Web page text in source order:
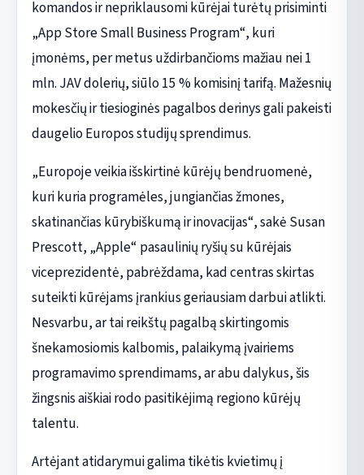
komandos ir nepriklausomi kūrėjai turėtų prisiminti
„App Store Small Business Program“, kuri
įmonėms, per metus uždirbančioms mažiau nei 1
mln. JAV dolerių, siūlo 15 % komisinį tarifą. Mažesnių
mokesčių ir tiesioginės pagalbos derinys gali pakeisti
daugelio Europos studijų sprendimus.
„Europoje veikia išskirtinė kūrėjų bendruomenė,
kuri kuria programėles, jungiančias žmones,
skatinančias kūrybiškumą ir inovacijas“, sakė Susan
Prescott, „Apple“ pasaulinių ryšių su kūrėjais
viceprezidentė, pabrėždama, kad centras skirtas
suteikti kūrėjams įrankius geriausiam darbui atlikti.
Nesvarbu, ar tai reikštų pagalbą skirtingomis
šnekamosiomis kalbomis, palaikymą įvairiems
programavimo sprendimams, ar abu dalykus, šis
žingsnis aiškiai rodo pasitikėjimą regiono kūrėjų
talentu.
Artėjant atidarymui galima tikėtis kvietimų į